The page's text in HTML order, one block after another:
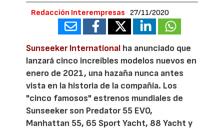
Redacción Interempresas 27/11/2020
Sunseeker International ha anunciado que
lanzará cinco increíbles modelos nuevos en
enero de 2021, una hazaña nunca antes
vista en la historia de la compañía. Los
"cinco famosos" estrenos mundiales de
Sunseeker son Predator 55 EVO,
Manhattan 55, 65 Sport Yacht, 88 Yacht y